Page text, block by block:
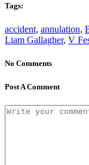
Tags:
accident, annulation,
Liam Gallagher, V
No Comments
Post A Comment